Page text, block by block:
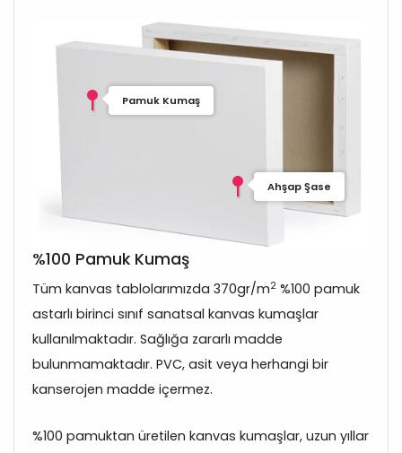
Pamuk Kumaş
Ahşap Şase
%100 Pamuk Kumaş
Tüm kanvas tablolarımızda 370gr/m2 %100 pamuk
astarlı birinci sınıf sanatsal kanvas kumaşlar
kullanılmaktadır. Sağlığa zararlı madde
bulunmamaktadır. PVC, asit veya herhangi bir
kanserojen madde içermez.
%100 pamuktan üretilen kanvas kumaşlar, uzun yıllar